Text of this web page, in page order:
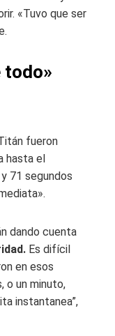
«Tuvo que ser
todo»
fueron
hasta el
71 segundos
dando cuenta
Es difícil
en esos
o un minuto,
instantanea”,